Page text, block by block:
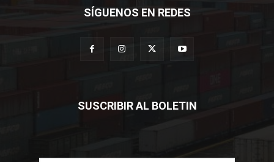
SÍGUENOS EN REDES
SUSCRIBIR AL BOLETIN